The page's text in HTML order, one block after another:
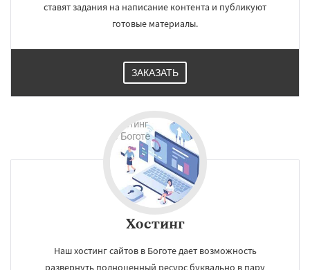
ставят задания на написание контента и публикуют
готовые материалы.
ЗАКАЗАТЬ
Хостинг
Наш хостинг сайтов в Боготе дает возможность
развернуть полноценный ресурс буквально в пару